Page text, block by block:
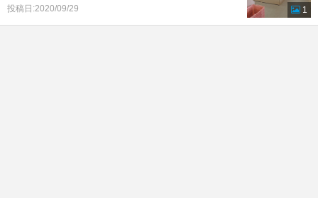
投稿日:2020/09/29
1